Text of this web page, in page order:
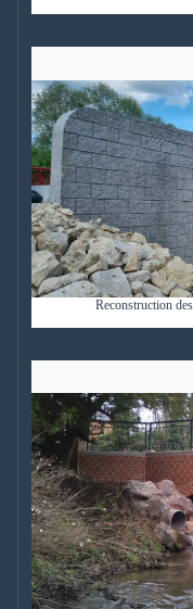
Reconstruction